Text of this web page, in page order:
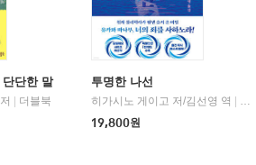
단한 말
더블북
투명한 나선
히가시노 게이고 저/김선영 역
북다
19,800원